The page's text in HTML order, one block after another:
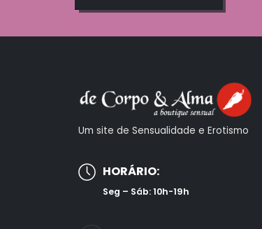
Um site de Sensualidade e Erotismo
HORÁRIO:
Seg – Sáb: 10h-19h